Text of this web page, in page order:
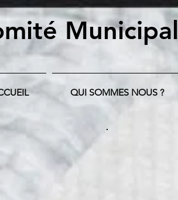
Municipal
QUI SOMMES NOUS ?